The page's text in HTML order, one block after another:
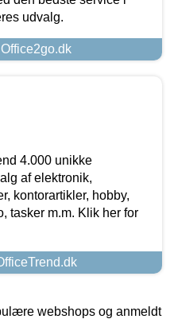
udvalg.
4.000 unikke
af elektronik,
kontorartikler, hobby,
tasker m.m. Klik her for
webshops og anmeldt